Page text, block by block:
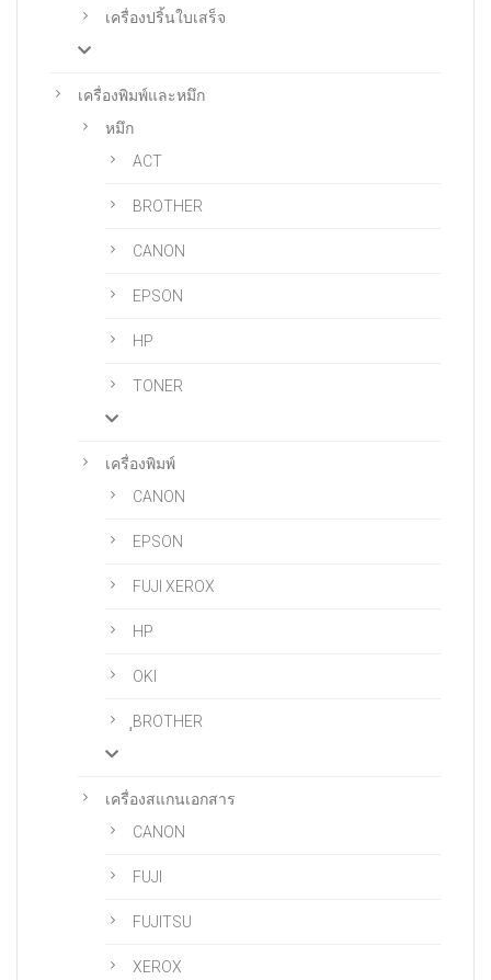
เครื่องปริ้นใบเสร็จ
เครื่องพิมพ์และหมึก
หมึก
ACT
BROTHER
CANON
EPSON
HP
TONER
เครื่องพิมพ์
CANON
EPSON
FUJI XEROX
HP
OKI
ฺฺBROTHER
เครื่องสแกนเอกสาร
CANON
FUJI
FUJITSU
XEROX